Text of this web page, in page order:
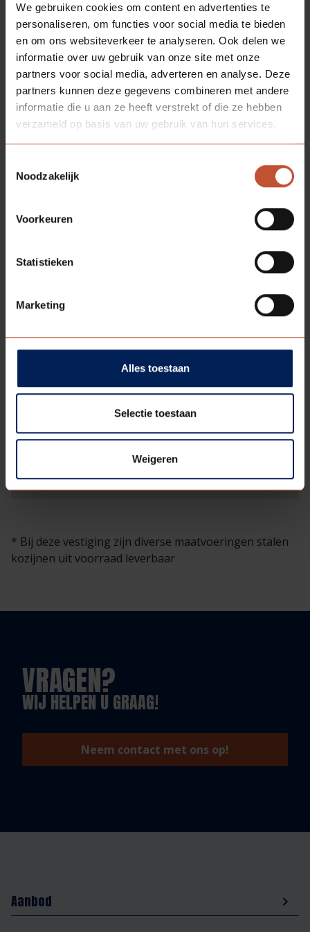
We gebruiken cookies om content en advertenties te
personaliseren, om functies voor social media te bieden
en om ons websiteverkeer te analyseren. Ook delen we
informatie over uw gebruik van onze site met onze
partners voor social media, adverteren en analyse. Deze
partners kunnen deze gegevens combineren met andere
informatie die u aan ze heeft verstrekt of die ze hebben
verzameld op basis van uw gebruik van hun services.
Noodzakelijk
Voorkeuren
Statistieken
Marketing
Alles toestaan
Selectie toestaan
Weigeren
* Bij deze vestiging zijn diverse maatvoeringen stalen
kozijnen uit voorraad leverbaar
VRAGEN?
WIJ HELPEN U GRAAG!
Neem contact met ons op!
Aanbod